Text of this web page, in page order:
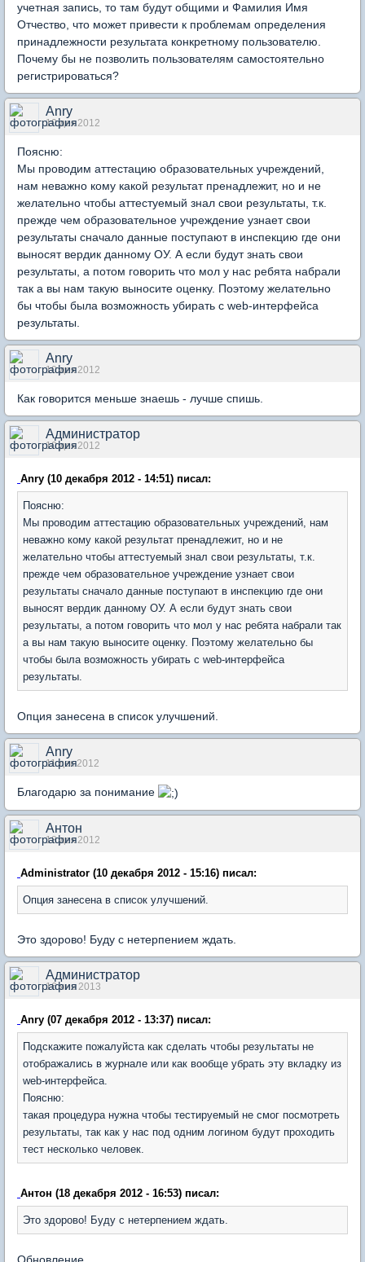
учетная запись, то там будут общими и Фамилия Имя
Отчество, что может привести к проблемам определения
принадлежности результата конкретному пользователю.
Почему бы не позволить пользователям самостоятельно
регистрироваться?
Anry
10 дек 2012
Поясню:
Мы проводим аттестацию образовательных учреждений,
нам неважно кому какой результат пренадлежит, но и не
желательно чтобы аттестуемый знал свои результаты, т.к.
прежде чем образовательное учреждение узнает свои
результаты сначало данные поступают в инспекцию где они
выносят вердик данному ОУ. А если будут знать свои
результаты, а потом говорить что мол у нас ребята набрали
так а вы нам такую выносите оценку. Поэтому желательно
бы чтобы была возможность убирать с web-интерфейса
результаты.
Anry
10 дек 2012
Как говорится меньше знаешь - лучше спишь.
Администратор
10 дек 2012
Anry (10 декабря 2012 - 14:51) писал:
Поясню:
Мы проводим аттестацию образовательных учреждений, нам
неважно кому какой результат пренадлежит, но и не
желательно чтобы аттестуемый знал свои результаты, т.к.
прежде чем образовательное учреждение узнает свои
результаты сначало данные поступают в инспекцию где они
выносят вердик данному ОУ. А если будут знать свои
результаты, а потом говорить что мол у нас ребята набрали так
а вы нам такую выносите оценку. Поэтому желательно бы
чтобы была возможность убирать с web-интерфейса
результаты.
Опция занесена в список улучшений.
Anry
11 дек 2012
Благодарю за понимание
Антон
18 дек 2012
Administrator (10 декабря 2012 - 15:16) писал:
Опция занесена в список улучшений.
Это здорово! Буду с нетерпением ждать.
Администратор
16 янв 2013
Anry (07 декабря 2012 - 13:37) писал:
Подскажите пожалуйста как сделать чтобы результаты не
отображались в журнале или как вообще убрать эту вкладку из
web-интерфейса.
Поясню:
такая процедура нужна чтобы тестируемый не смог посмотреть
результаты, так как у нас под одним логином будут проходить
тест несколько человек.
Антон (18 декабря 2012 - 16:53) писал:
Это здорово! Буду с нетерпением ждать.
Обновление